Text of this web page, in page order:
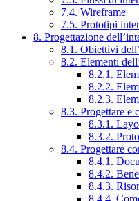
7.4. Wireframe
7.5. Prototipi
8. Progettazione
8.1. Obiettivi
8.2. Elementi
8.2.1.
8.2.2.
8.2.3.
8.3. Progettare e
8.3.1.
8.3.2.
8.4. Progettare
8.4.1.
8.4.2.
8.4.3.
8.4.4.